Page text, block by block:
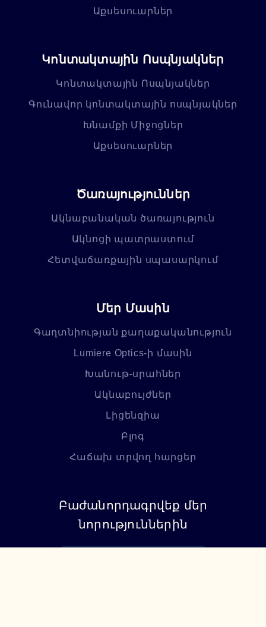
Աքսեսուարներ
Կոնտակտային Ոսպնյակներ
Կոնտակտային Ոսպնյակներ
Գունավոր կոնտակտային ոսպնյակներ
Խնամքի Միջոցներ
Աքսեսուարներ
Ծառայություններ
Ակնաբանական ծառայություն
Ակնոցի պատրաստում
Հետվաճառքային սպասարկում
Մեր Մասին
Գաղտնիության քաղաքականություն
Lumiere Optics-ի մասին
Խանութ-սրահներ
Ակնաբույժներ
Լիցենզիա
Բլոգ
Հաճախ տրվող հարցեր
Բաժանորդագրվեք մեր
նորություններին